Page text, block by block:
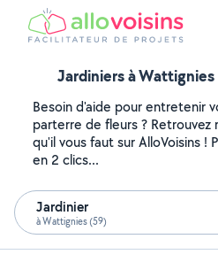
Jardiniers à
Besoin d'aide pour entretenir
parterre de fleurs ?
qu'il vous faut sur AlloVoisins !
en 2 clics...
Jardinier
à Wattignies (59)